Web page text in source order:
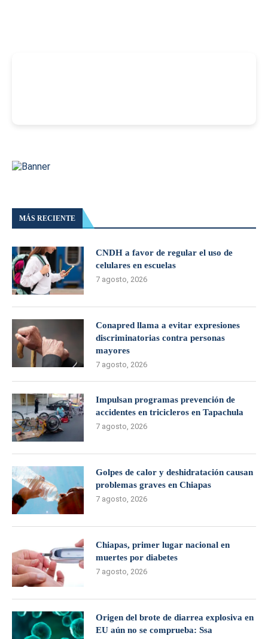
MÁS RECIENTE
CNDH a favor de regular el uso de
celulares en escuelas
7 agosto, 2026
Conapred llama a evitar expresiones
discriminatorias contra personas
mayores
7 agosto, 2026
Impulsan programas prevención de
accidentes en tricicleros en Tapachula
7 agosto, 2026
Golpes de calor y deshidratación causan
problemas graves en Chiapas
7 agosto, 2026
Chiapas, primer lugar nacional en
muertes por diabetes
7 agosto, 2026
Origen del brote de diarrea explosiva en
EU aún no se comprueba: Ssa